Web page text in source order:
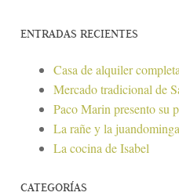
ENTRADAS RECIENTES
Casa de alquiler completa
Mercado tradicional de
Paco Marin presento su
La rañe y la
La cocina de Isabel
CATEGORÍAS